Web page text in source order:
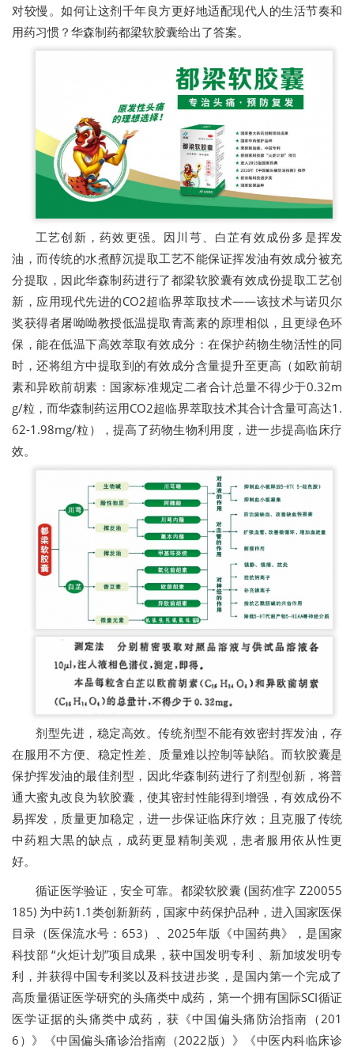
对较慢。如何让这剂千年良方更好地适配现代人的生活节奏和
用药习惯？华森制药都梁软胶囊给出了答案。
工艺创新，药效更强。因川芎、白芷有效成份多是挥发
油，而传统的水煮醇沉提取工艺不能保证挥发油有效成分被充
分提取，因此华森制药进行了都梁软胶囊有效成份提取工艺创
新，应用现代先进的CO2超临界萃取技术——该技术与诺贝尔
奖获得者屠呦呦教授低温提取青蒿素的原理相似，且更绿色环
保，能在低温下高效萃取有效成分：在保护药物生物活性的同
时，还将组方中提取到的有效成分含量提升至更高（如欧前胡
素和异欧前胡素：国家标准规定二者合计总量不得少于0.32m
g/粒，而华森制药运用CO2超临界萃取技术其合计含量可高达1.
62-1.98mg/粒），提高了药物生物利用度，进一步提高临床疗
效。
剂型先进，稳定高效。传统剂型不能有效密封挥发油，存
在服用不方便、稳定性差、质量难以控制等缺陷。而软胶囊是
保护挥发油的最佳剂型，因此华森制药进行了剂型创新，将普
通大蜜丸改良为软胶囊，使其密封性能得到增强，有效成份不
易挥发，质量更加稳定，进一步保证临床疗效；且克服了传统
中药粗大黒的缺点，成药更显精制美观，患者服用依从性更
好。
循证医学验证，安全可靠。都梁软胶囊 (国药准字 Z20055
185) 为中药1.1类创新新药，国家中药保护品种，进入国家医保
目录（医保流水号：653）、2025年版《中国药典》，是国家
科技部 “火炬计划”项目成果，获中国发明专利 、新加坡发明专
利，并获得中国专利奖以及科技进步奖，是国内第一个完成了
高质量循证医学研究的头痛类中成药，第一个拥有国际SCI循证
医学证据的头痛类中成药，获《中国偏头痛防治指南（201
6）》《中国偏头痛诊治指南（2022版）》《中医内科临床诊